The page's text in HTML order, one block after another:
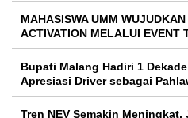
MAHASISWA UMM
ACTIVATION MELALUI EVENT
Bupati Malang Hadiri 1
Apresiasi Driver sebagai
Tren NEV Semakin Meningkat,